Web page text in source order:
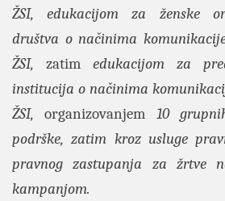
ŽSI, edukacijom za ženske
društva o načinima
ŽSI, zatim edukacijom za
institucija o načinima
ŽSI,organizovanjem 10
podrške, zatim kroz usluge
pravnog zastupanja za žrtve
kampanjom.